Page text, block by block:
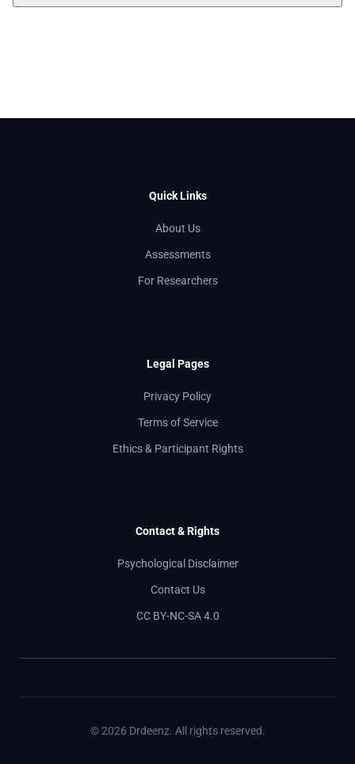
Quick Links
About Us
Assessments
For Researchers
Legal Pages
Privacy Policy
Terms of Service
Ethics & Participant Rights
Contact & Rights
Psychological Disclaimer
Contact Us
CC BY-NC-SA 4.0
© 2026 Drdeenz. All rights reserved.